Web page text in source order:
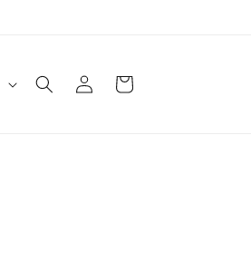
Iniciar
sesión
Carrito